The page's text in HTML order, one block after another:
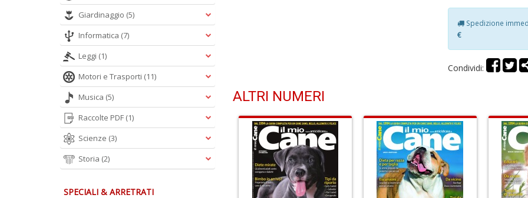
Spedizione
€
Condividi:
ALTRI NUMERI
Giardinaggio (5)
Informatica (7)
Leggi (1)
Motori e Trasporti (11)
Musica (5)
Raccolte PDF (1)
Scienze (3)
Storia (2)
SPECIALI & ARRETRATI